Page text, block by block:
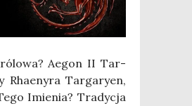
Aegon II Tar­
Rha­eny­ra Tar­ga­ry­en,
Imie­nia? Tra­dy­cja